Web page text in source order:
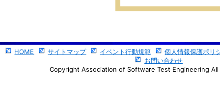
HOME サイトマップ イベント行動規範
個人情報保護ポリ
お問い合わせ
Copyright Association of Software Test Engineering